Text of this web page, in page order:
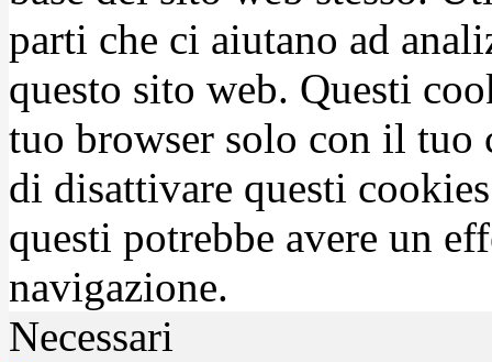
parti che ci aiutano ad
questo sito web. Questi
tuo browser solo con il tuo
di disattivare questi
questi potrebbe avere un
navigazione.
Necessari